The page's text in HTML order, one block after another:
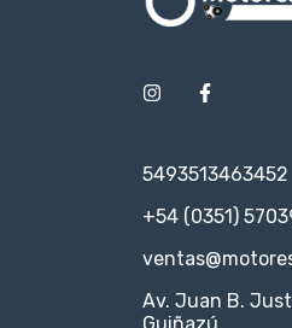
5493513463452
+54 (0351)
Av. Juan B.
Guiñazú.